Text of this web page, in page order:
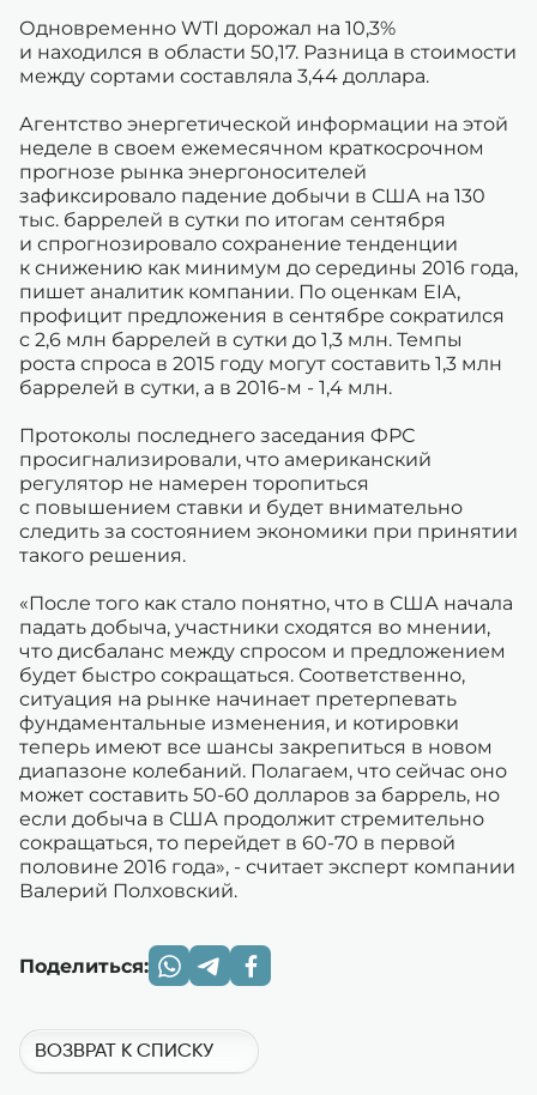
Одновременно WTI дорожал на 10,3%
и находился в области 50,17. Разница в стоимости
между сортами составляла 3,44 доллара.
Агентство энергетической информации на этой
неделе в своем ежемесячном краткосрочном
прогнозе рынка энергоносителей
зафиксировало падение добычи в США на 130
тыс. баррелей в сутки по итогам сентября
и спрогнозировало сохранение тенденции
к снижению как минимум до середины 2016 года,
пишет аналитик компании. По оценкам EIA,
профицит предложения в сентябре сократился
с 2,6 млн баррелей в сутки до 1,3 млн. Темпы
роста спроса в 2015 году могут составить 1,3 млн
баррелей в сутки, а в 2016-м - 1,4 млн.
Протоколы последнего заседания ФРС
просигнализировали, что американский
регулятор не намерен торопиться
с повышением ставки и будет внимательно
следить за состоянием экономики при принятии
такого решения.
«После того как стало понятно, что в США начала
падать добыча, участники сходятся во мнении,
что дисбаланс между спросом и предложением
будет быстро сокращаться. Соответственно,
ситуация на рынке начинает претерпевать
фундаментальные изменения, и котировки
теперь имеют все шансы закрепиться в новом
диапазоне колебаний. Полагаем, что сейчас оно
может составить 50-60 долларов за баррель, но
если добыча в США продолжит стремительно
сокращаться, то перейдет в 60-70 в первой
половине 2016 года», - считает эксперт компании
Валерий Полховский.
Поделиться:
ВОЗВРАТ К СПИСКУ